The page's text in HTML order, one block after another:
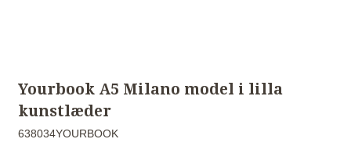
Yourbook A5 Milano model i lilla
kunstlæder
638034YOURBOOK